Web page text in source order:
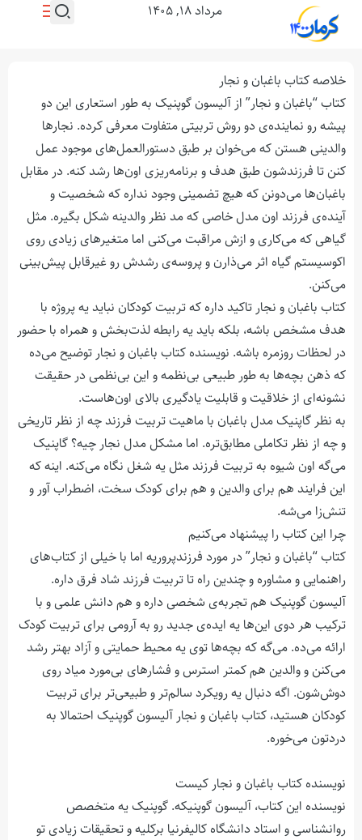
مرداد ۱۸, ۱۴۰۵
خلاصه کتاب باغبان و نجار
کتاب “باغبان و نجار” از آلیسون گوپنیک به طور استعاری این دو
پیشه رو نماینده‌ی دو روش تربیتی متفاوت معرفی کرده. نجارها
والدینی هستن که می‌خوان بر طبق دستورالعمل‌های موجود عمل
کنن تا فرزندشون طبق هدف و برنامه‌ریزی اون‌ها رشد کنه. در مقابل
باغبان‌ها می‌دونن که هیچ تضمینی وجود نداره که شخصیت و
آینده‌ی فرزند اون مدل خاصی که مد نظر والدینه شکل بگیره. مثل
گیاهی که می‌کاری و ازش مراقبت می‌کنی اما متغیرهای زیادی روی
اکوسیستم گیاه اثر می‌ذارن و پروسه‌ی رشدش رو غیرقابل پیش‌بینی
می‌کنن.
کتاب باغبان و نجار تاکید داره که تربیت کودکان نباید یه پروژه با
هدف مشخص باشه، بلکه باید یه رابطه لذت‌بخش و همراه با حضور
در لحظات روزمره باشه. نویسنده کتاب باغبان و نجار توضیح می‌ده
که ذهن بچه‌ها به طور طبیعی بی‌نظمه و این بی‌نظمی در حقیقت
نشونه‌ای از خلاقیت و قابلیت یادگیری بالای اون‌هاست.
به نظر گاپنیک مدل باغبان با ماهیت تربیت فرزند چه از نظر تاریخی
و چه از نظر تکاملی مطابق‌تره. اما مشکل مدل نجار چیه؟ گاپنیک
می‌گه اون شیوه به تربیت فرزند مثل یه شغل نگاه می‌کنه. اینه که
این فرایند هم برای والدین و هم برای کودک سخت، اضطراب آور و
تنش‌زا می‌شه.
چرا این کتاب را پیشنهاد می‌کنیم
کتاب “باغبان و نجار” در مورد فرزندپروریه اما با خیلی از کتاب‌های
راهنمایی و مشاوره و چندین راه تا تربیت فرزند شاد فرق داره.
آلیسون گوپنیک هم تجربه‌ی شخصی داره و هم دانش علمی و با
ترکیب هر دوی این‌ها یه ایده‌ی جدید رو به آرومی برای تربیت کودک
ارائه می‌ده. می‌گه که بچه‌ها توی یه محیط حمایتی و آزاد بهتر رشد
می‌کنن و والدین هم کمتر استرس و فشارهای بی‌مورد میاد روی
دوش‌شون. اگه دنبال یه رویکرد سالم‌تر و طبیعی‌تر برای تربیت
کودکان هستید، کتاب باغبان و نجار آلیسون گوپنیک احتمالا به
دردتون می‌خوره​​.
نویسنده کتاب باغبان و نجار کیست
نویسنده این کتاب، آلیسون گوپنیکه. گوپنیک یه متخصص
روانشناسی و استاد دانشگاه کالیفرنیا برکلیه و تحقیقات زیادی تو